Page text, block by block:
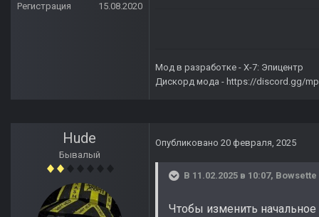
Регистрация
15.08.2020
Мод в разработке - X-7: Эпицентр
Дискорд мода - https://discord.gg/
Hude
Бывалый
Опубликовано 20 февраля, 2025
В 11.02.2025 в 10:07, Bowsette
Чтобы изменить начальное